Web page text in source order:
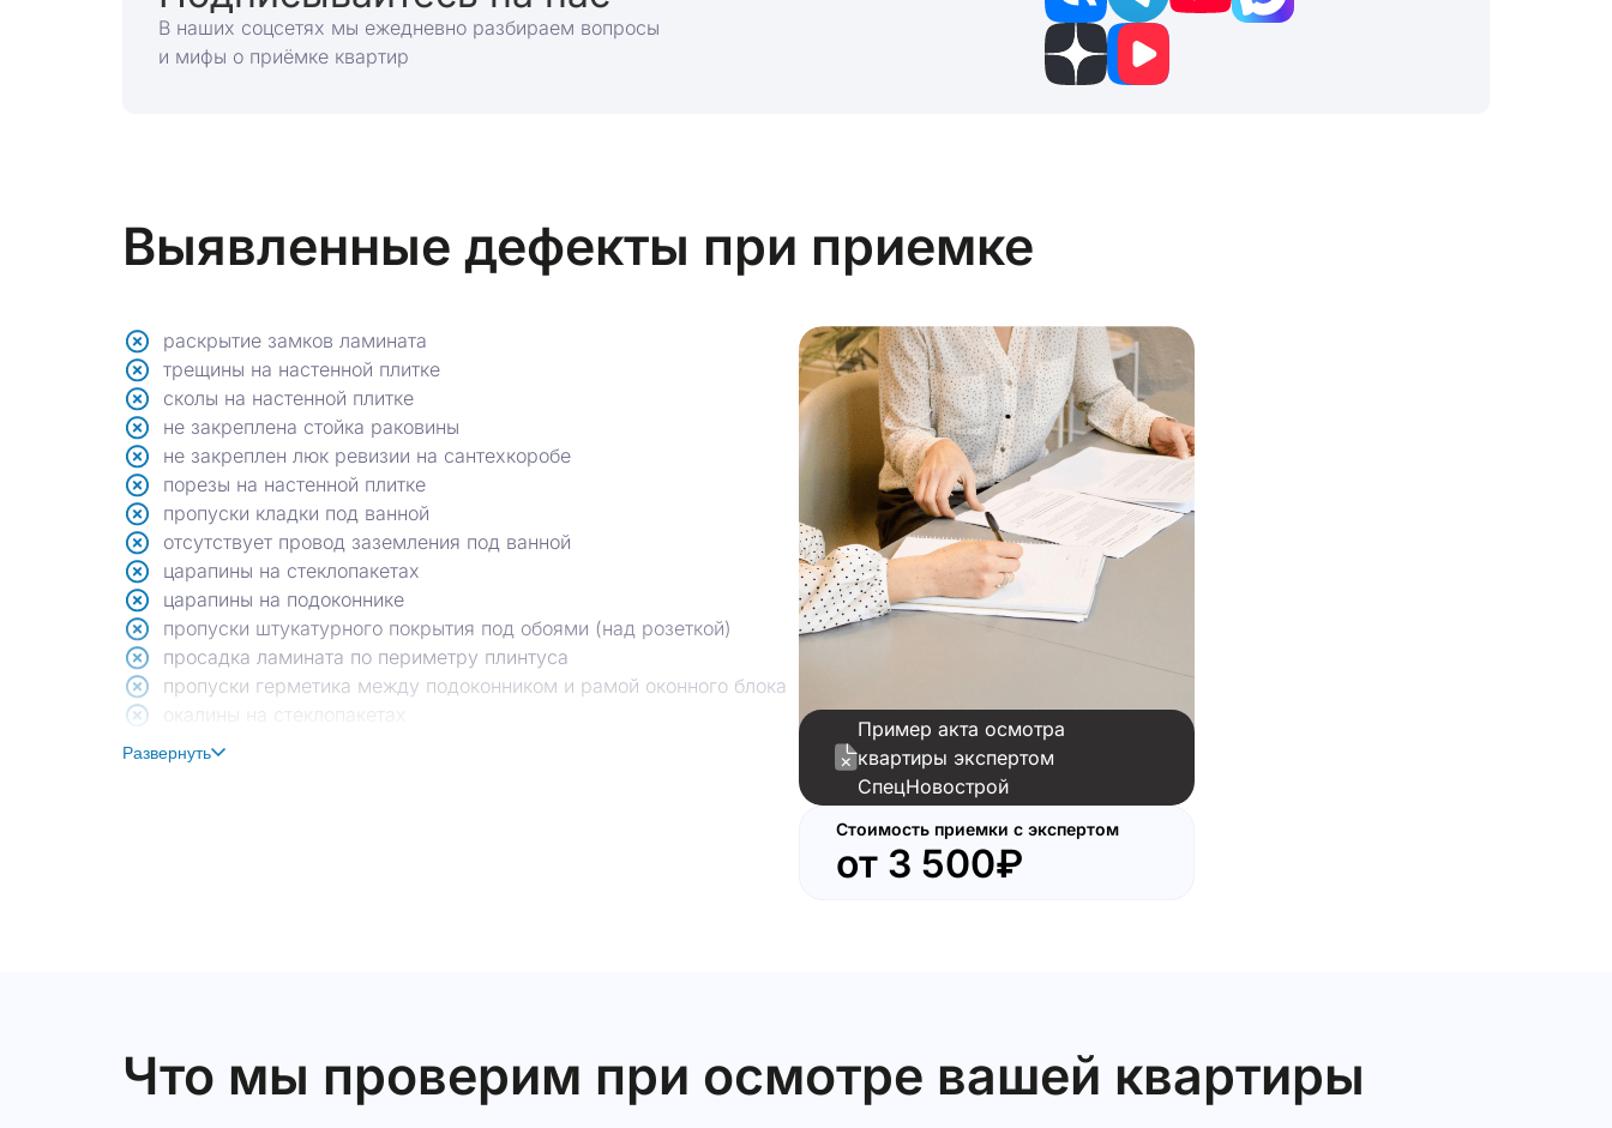
В наших соцсетях мы ежедневно разбираем вопросы
и мифы о приёмке квартир
Выявленные дефекты при приемке
раскрытие замков ламината
трещины на настенной плитке
сколы на настенной плитке
не закреплена стойка раковины
не закреплен люк ревизии на сантехкоробе
порезы на настенной плитке
пропуски кладки под ванной
отсутствует провод заземления под ванной
царапины на стеклопакетах
царапины на подоконнике
пропуски штукатурного покрытия под обоями (над розеткой)
просадка ламината по периметру плинтуса
пропуски герметика между подоконником и рамой оконного блока
окалины на стеклопакетах
щели между горизонтальным импостом и профилем оконного блока
Развернуть
Пример акта осмотра
квартиры экспертом
СпецНовострой
Стоимость приемки с экспертом
от 3 500₽
Что мы проверим при осмотре вашей квартиры